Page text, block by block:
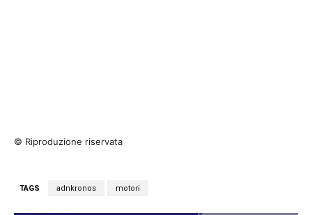
© Riproduzione riservata
TAGS adnkronos motori